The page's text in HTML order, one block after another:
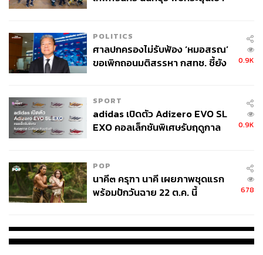
POLITICS
ศาลปกครองไม่รับฟ้อง ‘หมอสรณ’
ขอเพิกถอนมติสรรหา กสทช. ชี้ยัง
0.9K
SPORT
adidas เปิดตัว Adizero EVO SL
EXO คอลเล็กชันพิเศษรับฤดูกาล
0.9K
POP
นาคี๓ ครุฑา นาคี เผยภาพชุดแรก
พร้อมปักวันฉาย 22 ต.ค. นี้
678